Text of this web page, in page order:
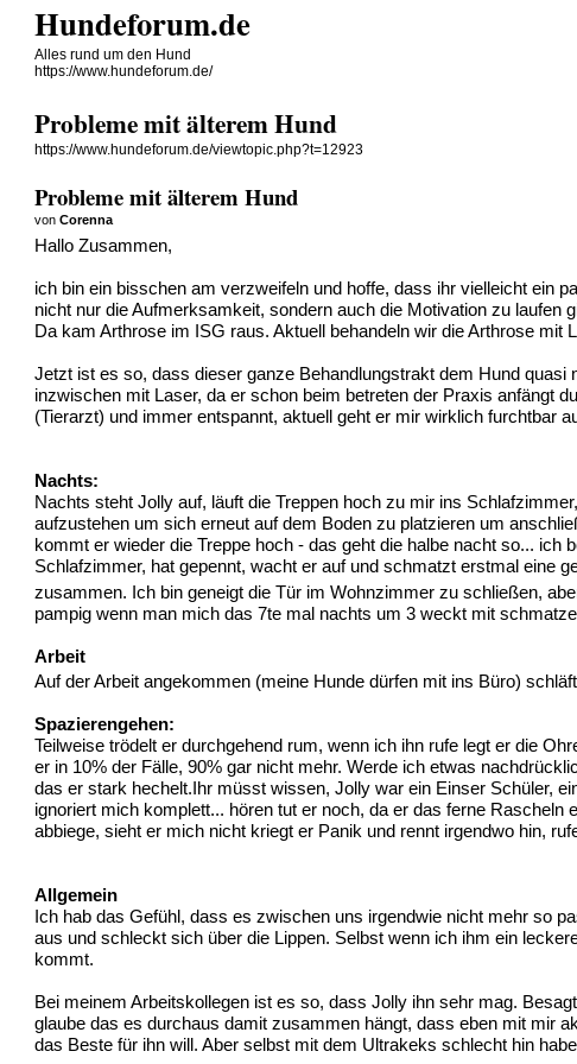
Hundeforum.de
Alles rund um den Hund
https://www.hundeforum.de/
Probleme mit älterem Hund
https://www.hundeforum.de/viewtopic.php?t=12923
Probleme mit älterem Hund
vonCorenna
Hallo Zusammen,
ich bin ein bisschen am verzweifeln und hoffe, dass ihr vielleicht ein
nicht nur die Aufmerksamkeit, sondern auch die Motivation zu laufen
Da kam Arthrose im ISG raus. Aktuell behandeln wir die Arthrose
Jetzt ist es so, dass dieser ganze Behandlungstrakt dem Hund
inzwischen mit Laser, da er schon beim betreten der Praxis anfängt
(Tierarzt) und immer entspannt, aktuell geht er mir wirklich furchtbar
Nachts:
Nachts steht Jolly auf, läuft die Treppen hoch zu mir ins
aufzustehen um sich erneut auf dem Boden zu platzieren um
kommt er wieder die Treppe hoch - das geht die halbe nacht so...
Schlafzimmer, hat gepennt, wacht er auf und schmatzt erstmal eine
zusammen. Ich bin geneigt die Tür im Wohnzimmer zu schließen,
pampig wenn man mich das 7te mal nachts um 3 weckt mit
Arbeit
Auf der Arbeit angekommen (meine Hunde dürfen mit ins Büro)
Spazierengehen:
Teilweise trödelt er durchgehend rum, wenn ich ihn rufe legt er die
er in 10% der Fälle, 90% gar nicht mehr. Werde ich etwas
das er stark hechelt.Ihr müsst wissen, Jolly war ein Einser Schüler,
ignoriert mich komplett... hören tut er noch, da er das ferne
abbiege, sieht er mich nicht kriegt er Panik und rennt irgendwo hin,
Allgemein
Ich hab das Gefühl, dass es zwischen uns irgendwie nicht mehr so
aus und schleckt sich über die Lippen. Selbst wenn ich ihm ein
kommt.
Bei meinem Arbeitskollegen ist es so, dass Jolly ihn sehr mag.
glaube das es durchaus damit zusammen hängt, dass eben mit mir
das Beste für ihn will. Aber selbst mit dem Ultrakeks schlecht hin